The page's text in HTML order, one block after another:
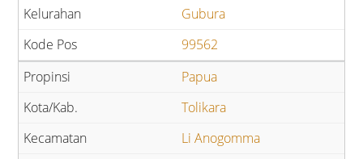
Gubura
99562
Papua
Tolikara
Li Anogomma